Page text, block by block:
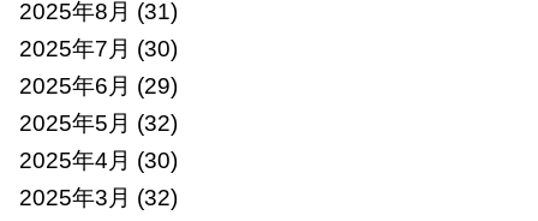
2025年8月 (31)
2025年7月 (30)
2025年6月 (29)
2025年5月 (32)
2025年4月 (30)
2025年3月 (32)